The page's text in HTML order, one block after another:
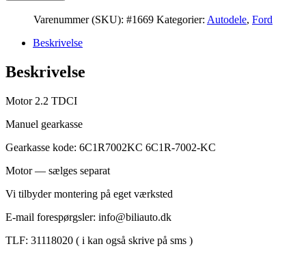
manuel
gearkasse
6C1R7002KC
antal
Varenummer (SKU): #1669 Kategorier: Autodele, Ford
Beskrivelse
Beskrivelse
Motor 2.2 TDCI
Manuel gearkasse
Gearkasse kode: 6C1R7002KC 6C1R-7002-KC
Motor — sælges separat
Vi tilbyder montering på eget værksted
E-mail forespørgsler: info@biliauto.dk
TLF: 31118020 ( i kan også skrive på sms )